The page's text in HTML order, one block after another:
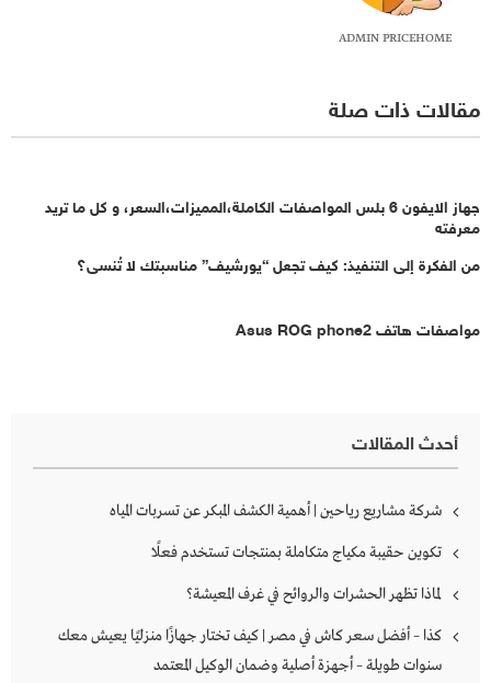
ADMIN PRICEHOME
مقالات ذات صلة
جهاز الايفون 6 بلس المواصفات الكاملة،المميزات،السعر، و كل ما تريد
معرفته
من الفكرة إلى التنفيذ: كيف تجعل “يورشيف” مناسبتك لا تُنسى؟
مواصفات هاتف Asus ROG phone2
أحدث المقالات
شركة مشاريع رياحين | أهمية الكشف المبكر عن تسربات المياه
تكوين حقيبة مكياج متكاملة بمنتجات تستخدم فعلًا
لماذا تظهر الحشرات والروائح في غرف المعيشة؟
كذا – أفضل سعر كاش في مصر | كيف تختار جهازًا منزليًا يعيش معك
سنوات طويلة – أجهزة أصلية وضمان الوكيل المعتمد